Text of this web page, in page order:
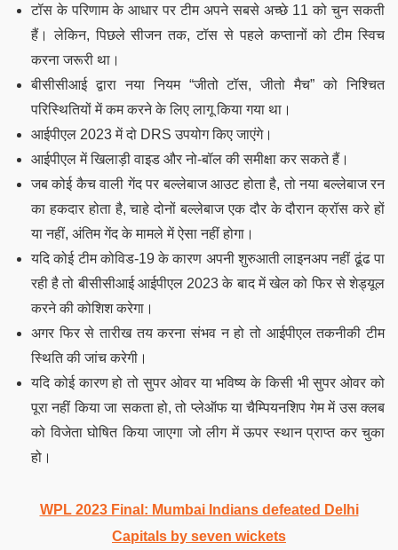
टॉस के परिणाम के आधार पर टीम अपने सबसे अच्छे 11 को चुन सकती
हैं। लेकिन, पिछले सीजन तक, टॉस से पहले कप्तानों को टीम स्विच
करना जरूरी था।
बीसीसीआई द्वारा नया नियम “जीतो टॉस, जीतो मैच” को निश्चित
परिस्थितियों में कम करने के लिए लागू किया गया था।
आईपीएल 2023 में दो DRS उपयोग किए जाएंगे।
आईपीएल में खिलाड़ी वाइड और नो-बॉल की समीक्षा कर सकते हैं।
जब कोई कैच वाली गेंद पर बल्लेबाज आउट होता है, तो नया बल्लेबाज रन
का हकदार होता है, चाहे दोनों बल्लेबाज एक दौर के दौरान क्रॉस करे हों
या नहीं, अंतिम गेंद के मामले में ऐसा नहीं होगा।
यदि कोई टीम कोविड-19 के कारण अपनी शुरुआती लाइनअप नहीं ढूंढ पा
रही है तो बीसीसीआई आईपीएल 2023 के बाद में खेल को फिर से शेड्यूल
करने की कोशिश करेगा।
अगर फिर से तारीख तय करना संभव न हो तो आईपीएल तकनीकी टीम
स्थिति की जांच करेगी।
यदि कोई कारण हो तो सुपर ओवर या भविष्य के किसी भी सुपर ओवर को
पूरा नहीं किया जा सकता हो, तो प्लेऑफ या चैम्पियनशिप गेम में उस क्लब
को विजेता घोषित किया जाएगा जो लीग में ऊपर स्थान प्राप्त कर चुका
हो।
WPL 2023 Final: Mumbai Indians defeated Delhi
Capitals by seven wickets